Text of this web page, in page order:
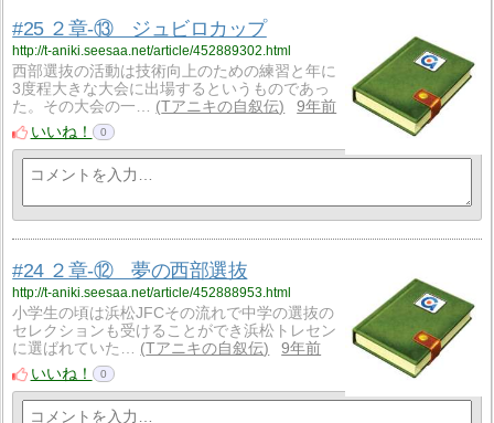
#25 ２章-⑬ ジュビロカップ
http://t-aniki.seesaa.net/article/452889302.html
西部選抜の活動は技術向上のための練習と年に
3度程大きな大会に出場するというものであっ
た。その大会の一…
Tアニキの自叙伝
9年前
いいね！
0
#24 ２章-⑫ 夢の西部選抜
http://t-aniki.seesaa.net/article/452888953.html
小学生の頃は浜松JFCその流れで中学の選抜の
セレクションも受けることができ浜松トレセン
に選ばれていた…
Tアニキの自叙伝
9年前
いいね！
0